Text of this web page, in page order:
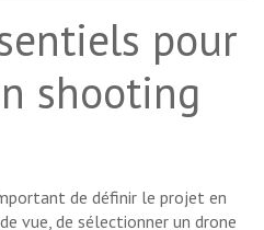
pour
shooting
de définir le projet en
vue, de sélectionner un drone